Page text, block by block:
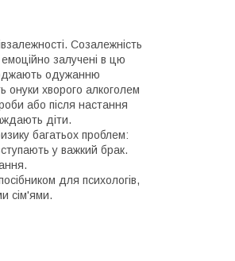
Созалежність
залучені в цю
одужанню
онуки хворого алкоголем
або після настання
діти.
багатьох проблем:
у важкий брак.
для психологів,
сім'ями.